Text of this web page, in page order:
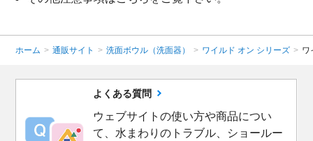
ホーム > 通販サイト > 洗面ボウル（洗面器） > ワイルド オン シリーズ > ワ
よくある質問
ウェブサイトの使い方や商品につい
て、水まわりのトラブル、ショールー